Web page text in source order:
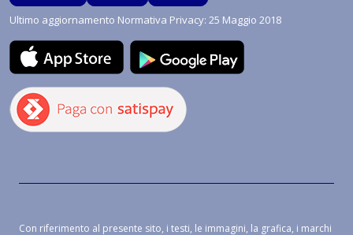
Ultimo aggiornamento Normativa Privacy: 25 Maggio 2018
Con riferimento al presente sito, i testi, le immagini, la grafica, i marchi